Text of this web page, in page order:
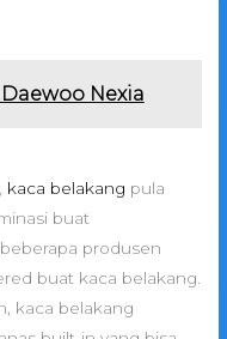
Nexia
kaca belakang pula
buat
produsen
buat kaca belakang.
kaca belakang